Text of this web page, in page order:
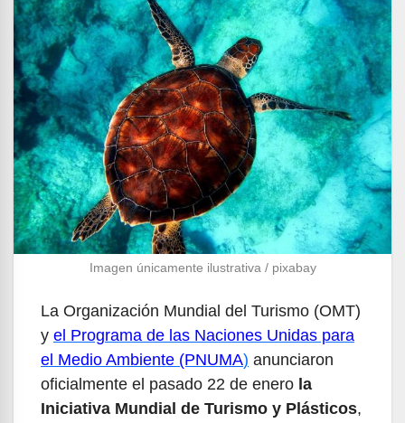
Imagen únicamente ilustrativa / pixabay
La Organización Mundial del Turismo (OMT)
y el Programa de las Naciones Unidas para
el Medio Ambiente (PNUMA) anunciaron
oficialmente el pasado 22 de enero la
Iniciativa Mundial de Turismo y Plásticos,